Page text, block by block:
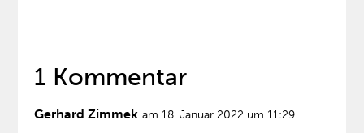
1 Kommentar
Gerhard Zimmek am 18. Januar 2022 um 11:29